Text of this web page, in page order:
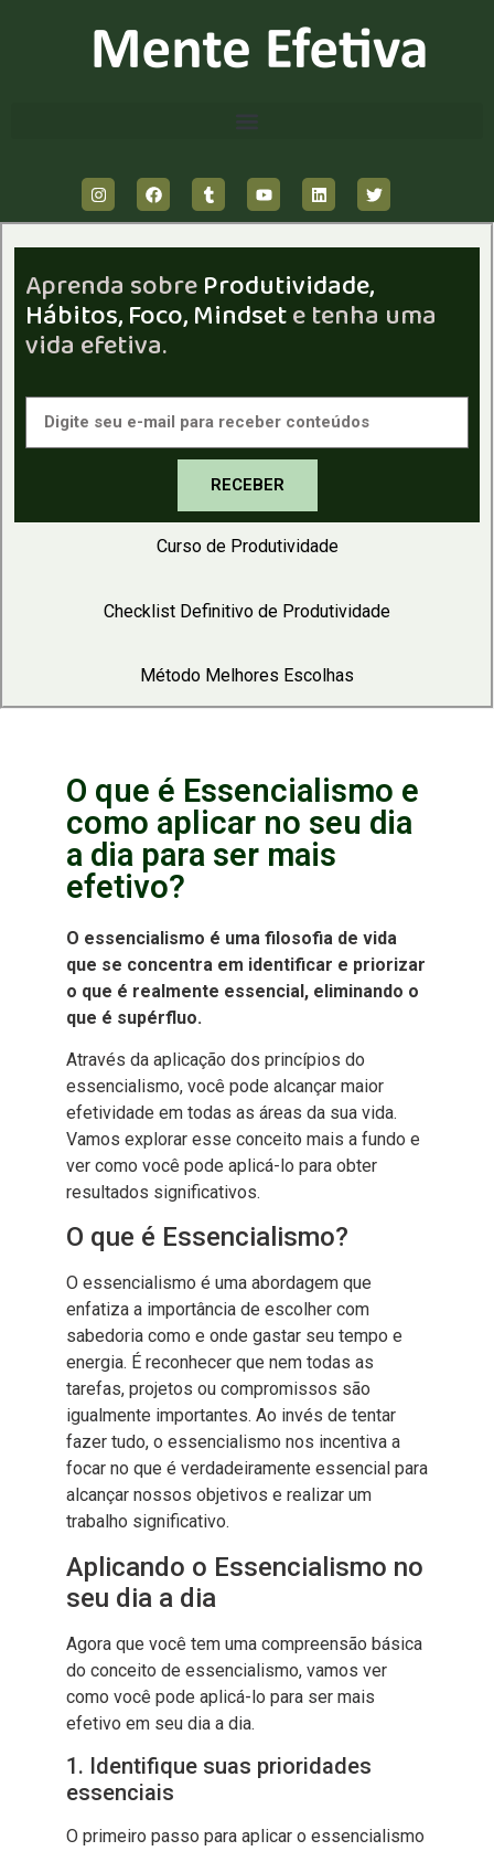
Aprenda sobre Produtividade,
Hábitos, Foco, Mindsete tenha uma
vida efetiva.
RECEBER
Curso de Produtividade
Checklist Definitivo de Produtividade
Método Melhores Escolhas
O que é Essencialismo e
como aplicar no seu dia
a dia para ser mais
efetivo?
O essencialismo é uma filosofia de vida
que se concentra em identificar e priorizar
o que é realmente essencial, eliminando o
que é supérfluo.
Através da aplicação dos princípios do
essencialismo, você pode alcançar maior
efetividade em todas as áreas da sua vida.
Vamos explorar esse conceito mais a fundo e
ver como você pode aplicá-lo para obter
resultados significativos.
O que é Essencialismo?
O essencialismo é uma abordagem que
enfatiza a importância de escolher com
sabedoria como e onde gastar seu tempo e
energia. É reconhecer que nem todas as
tarefas, projetos ou compromissos são
igualmente importantes. Ao invés de tentar
fazer tudo, o essencialismo nos incentiva a
focar no que é verdadeiramente essencial para
alcançar nossos objetivos e realizar um
trabalho significativo.
Aplicando o Essencialismo no
seu dia a dia
Agora que você tem uma compreensão básica
do conceito de essencialismo, vamos ver
como você pode aplicá-lo para ser mais
efetivo em seu dia a dia.
1. Identifique suas prioridades
essenciais
O primeiro passo para aplicar o essencialismo